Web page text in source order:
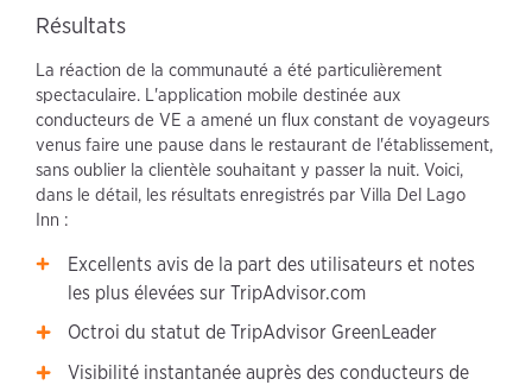
Résultats
La réaction de la communauté a été particulièrement
spectaculaire. L'application mobile destinée aux
conducteurs de VE a amené un flux constant de voyageurs
venus faire une pause dans le restaurant de l'établissement,
sans oublier la clientèle souhaitant y passer la nuit. Voici,
dans le détail, les résultats enregistrés par Villa Del Lago
Inn :
Excellents avis de la part des utilisateurs et notes
les plus élevées sur TripAdvisor.com
Octroi du statut de TripAdvisor GreenLeader
Visibilité instantanée auprès des conducteurs de